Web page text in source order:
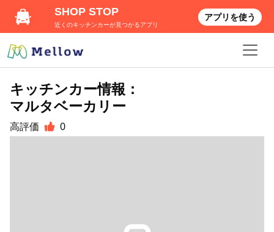
キッチンカー情報：
マルタベーカリー
高評価 0
SHOP STOP
近くのキッチンカーが見つかるアプリ
アプリを使う